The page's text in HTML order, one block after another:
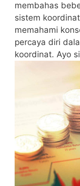
membahas
sistem
memahami
percaya diri
koordinat. Ayo